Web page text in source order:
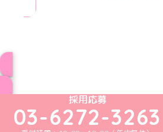
めいどりーみんTikTok
めいどりーみんX
めいどりー
めいど
採用応募
03-6272-3263